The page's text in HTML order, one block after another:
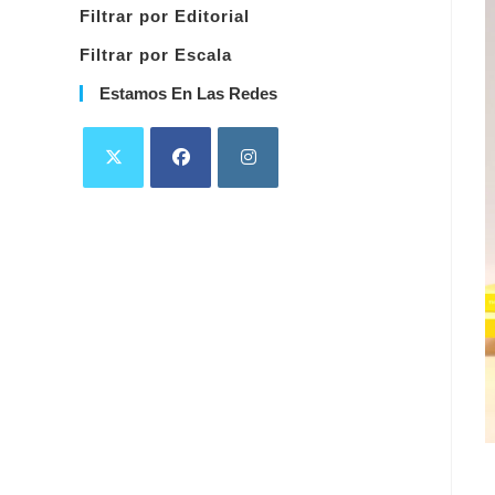
Filtrar por Editorial
Filtrar por Escala
Estamos En Las Redes